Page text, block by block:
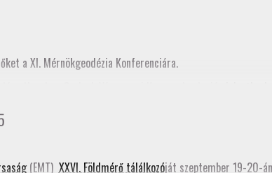
a XI. Mérnökgeodézia Konferenciára.
(EMT) XXVI. Földmérő tálálkozóját szeptember 19-20-